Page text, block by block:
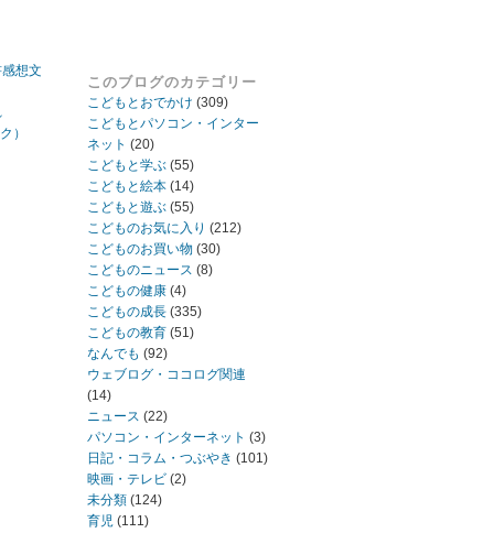
想文
）
このブログのカテゴリー
こどもとおでかけ (309)
こどもとパソコン・インター
ネット (20)
こどもと学ぶ(55)
こどもと絵本(14)
こどもと遊ぶ(55)
こどものお気に入り (212)
こどものお買い物 (30)
こどものニュース (8)
こどもの健康(4)
こどもの成長(335)
こどもの教育(51)
なんでも (92)
ウェブログ・ココログ関連
(14)
ニュース (22)
パソコン・インターネット (3)
日記・コラム・つぶやき (101)
映画・テレビ(2)
未分類(124)
育児(111)